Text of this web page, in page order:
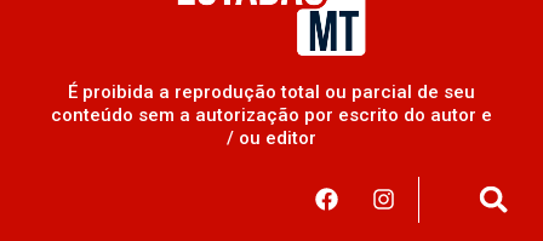
É proibida a reprodução total ou parcial de seu
conteúdo sem a autorização por escrito do autor e
/ ou editor